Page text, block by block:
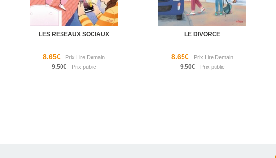
LES RESEAUX SOCIAUX
8.65€
9.50€
LE DIVORCE
8.65€
9.50€